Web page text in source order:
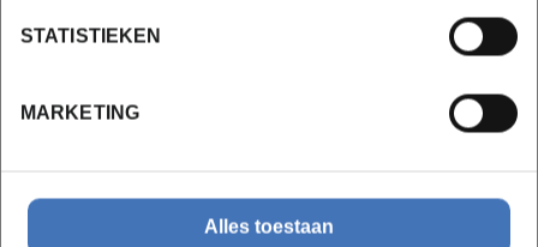
STATISTIEKEN
MARKETING
Alles toestaan